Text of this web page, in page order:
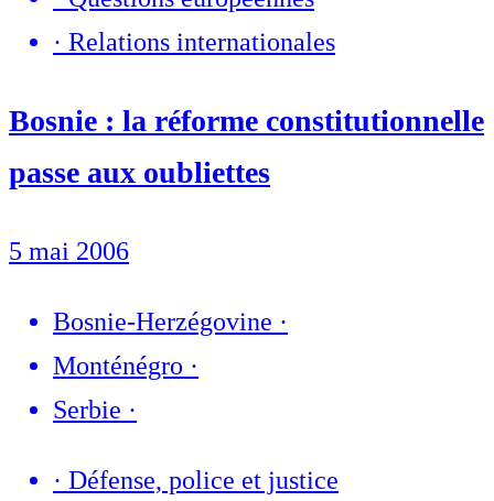
· Relations internationales
Bosnie : la réforme constitutionnelle
passe aux oubliettes
5 mai 2006
Bosnie-Herzégovine ·
Monténégro ·
Serbie ·
· Défense, police et justice